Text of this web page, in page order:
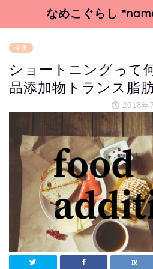
なめこぐらし
健康
ショートニングって
品添加物トランス脂
2018年